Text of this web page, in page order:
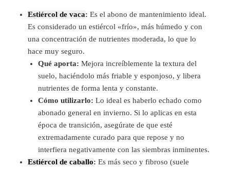
Estiércol de vaca: Es el abono de mantenimiento ideal.
Es considerado un estiércol «frío», más húmedo y con
una concentración de nutrientes moderada, lo que lo
hace muy seguro.
Qué aporta: Mejora increíblemente la textura del
suelo, haciéndolo más friable y esponjoso, y libera
nutrientes de forma lenta y constante.
Cómo utilizarlo: Lo ideal es haberlo echado como
abonado general en invierno. Si lo aplicas en esta
época de transición, asegúrate de que esté
extremadamente curado para que repose y no
interfiera negativamente con las siembras inminentes.
Estiércol de caballo: Es más seco y fibroso (suele